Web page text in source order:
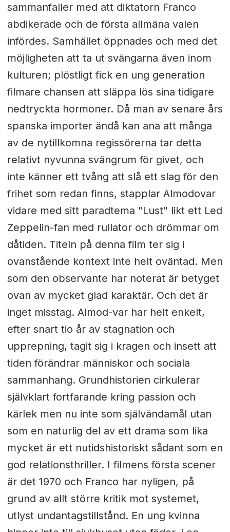
sammanfaller med att diktatorn Franco
abdikerade och de första allmäna valen
infördes. Samhället öppnades och med det
möjligheten att ta ut svängarna även inom
kulturen; plöstligt fick en ung generation
filmare chansen att släppa lös sina tidigare
nedtryckta hormoner. Då man av senare års
spanska importer ändå kan ana att många
av de nytillkomna regissörerna tar detta
relativt nyvunna svängrum för givet, och
inte känner ett tvång att slå ett slag för den
frihet som redan finns, stapplar Almodovar
vidare med sitt paradtema "Lust" likt ett Led
Zeppelin-fan med rullator och drömmar om
dåtiden. Titeln på denna film ter sig i
ovanstående kontext inte helt oväntad. Men
som den observante har noterat är betyget
ovan av mycket glad karaktär. Och det är
inget misstag. Almod-var har helt enkelt,
efter snart tio år av stagnation och
upprepning, tagit sig i kragen och insett att
tiden förändrar människor och sociala
sammanhang. Grundhistorien cirkulerar
självklart fortfarande kring passion och
kärlek men nu inte som självändamål utan
som en naturlig del av ett drama som lika
mycket är ett nutidshistoriskt sådant som en
god relationsthriller. I filmens första scener
är det 1970 och Franco har nyligen, på
grund av allt större kritik mot systemet,
utlyst undantagstillstånd. En ung kvinna